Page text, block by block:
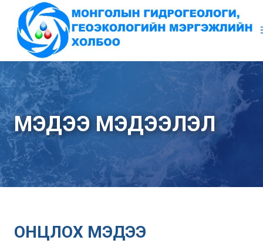
content
МЭДЭЭ МЭДЭЭЛЭЛ
ОНЦЛОХ МЭДЭЭ